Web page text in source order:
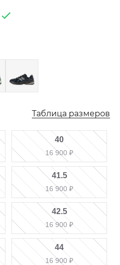
Таблица размеров
40
16 900 ₽
41.5
16 900 ₽
42.5
16 900 ₽
44
16 900 ₽